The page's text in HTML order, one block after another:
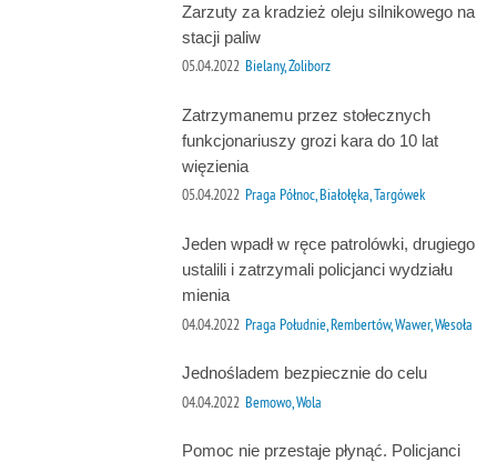
Zarzuty za kradzież oleju silnikowego na
stacji paliw
05.04.2022 Bielany, Żoliborz
Zatrzymanemu przez stołecznych
funkcjonariuszy grozi kara do 10 lat
więzienia
05.04.2022 Praga Północ, Białołęka, Targówek
Jeden wpadł w ręce patrolówki, drugiego
ustalili i zatrzymali policjanci wydziału
mienia
04.04.2022 Praga Południe, Rembertów, Wawer, Wesoła
Jednośladem bezpiecznie do celu
04.04.2022 Bemowo, Wola
Pomoc nie przestaje płynąć. Policjanci